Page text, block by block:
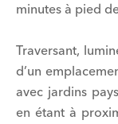
minutes à pied
Traversant,
d’un
avec jardins
en étant à